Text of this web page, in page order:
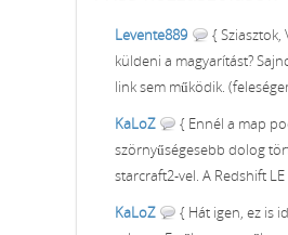
Levente889
{ Sziasztok,
küldeni a magyarítást?
link sem működik.
KaLoZ
{ Ennél a map
szörnyűségesebb dolog
starcraft2-vel. A Redshift LE
KaLoZ
{ Hát igen, ez is